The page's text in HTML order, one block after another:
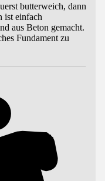
butterweich, dann
ist einfach
aus Beton gemacht.
Fundament zu